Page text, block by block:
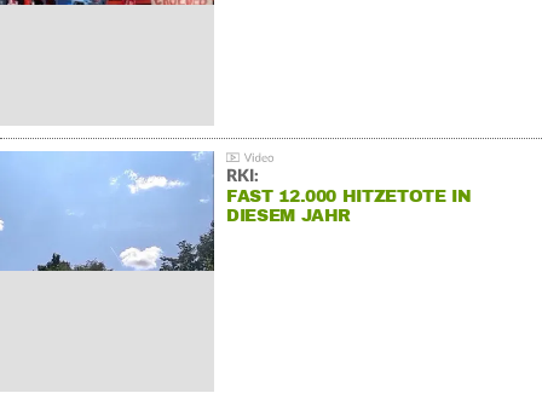
RKI:
FAST 12.000 HITZETOTE IN
DIESEM JAHR